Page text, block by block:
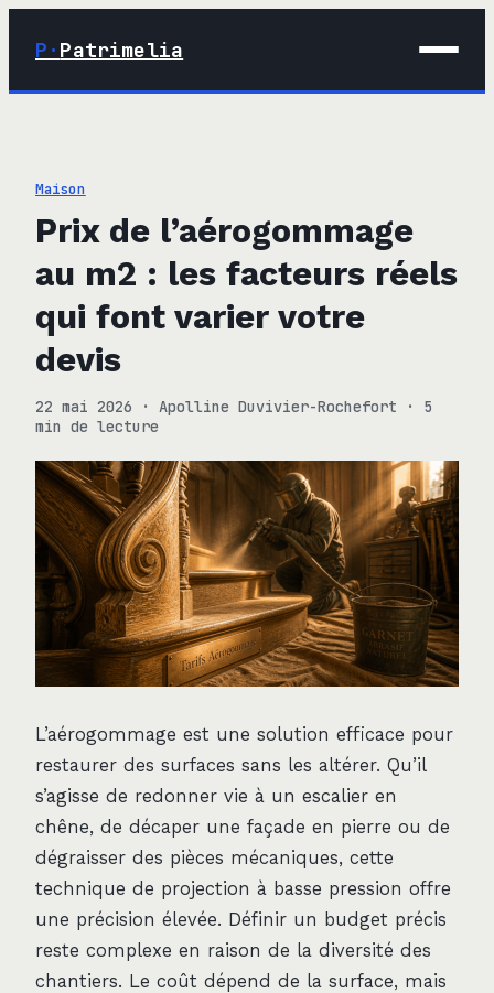
P· Patrimelia
03 · Immobilier
04 · Finance
Maison
Prix de l’aérogommage
au m2 : les facteurs réels
qui font varier votre
devis
22 mai 2026 · Apolline Duvivier-Rochefort ·
5
min de lecture
L’aérogommage est une solution efficace pour
restaurer des surfaces sans les altérer. Qu’il
s’agisse de redonner vie à un escalier en
chêne, de décaper une façade en pierre ou de
dégraisser des pièces mécaniques, cette
technique de projection à basse pression offre
une précision élevée. Définir un budget précis
reste complexe en raison de la diversité des
chantiers. Le coût dépend de la surface, mais